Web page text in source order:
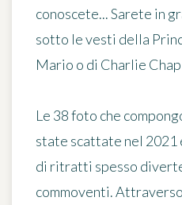
conoscete... Sarete in
sotto le vesti della
Mario o di Charlie
Le 38 foto che
state scattate nel 2021
di ritratti spesso
commoventi.